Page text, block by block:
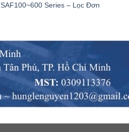
SAF100~600 Series – Lọc Đơn